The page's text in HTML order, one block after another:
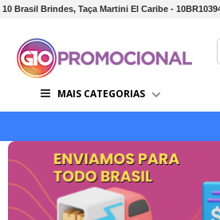
10 Brasil Brindes, Taça Martini El Caribe -
MAIS CATEGORIAS